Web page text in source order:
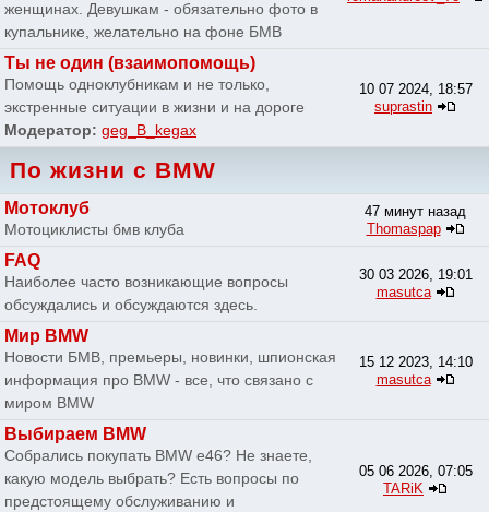
женщинах. Девушкам - обязательно фото в
купальнике, желательно на фоне БМВ
Ты не один (взаимопомощь)
Помощь одноклубникам и не только,
экстренные ситуации в жизни и на дороге
Модератор: geg_B_kegax
10 07 2024, 18:57
suprastin
По жизни с BMW
Мотоклуб
Мотоциклисты бмв клуба
47 минут назад
Thomaspap
FAQ
Наиболее часто возникающие вопросы
обсуждались и обсуждаются здесь.
30 03 2026, 19:01
masutca
Мир BMW
Новости БМВ, премьеры, новинки, шпионская
информация про BMW - все, что связано с
миром BMW
15 12 2023, 14:10
masutca
Выбираем BMW
Собрались покупать BMW e46? Не знаете,
какую модель выбрать? Есть вопросы по
предстоящему обслуживанию и
05 06 2026, 07:05
TARiK